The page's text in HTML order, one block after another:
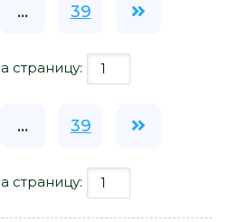
... 39
страницу:
... 39
страницу: